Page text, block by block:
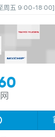
周五 9:00-18:00]